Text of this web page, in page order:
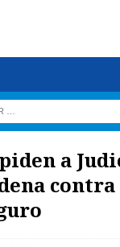
a
contra